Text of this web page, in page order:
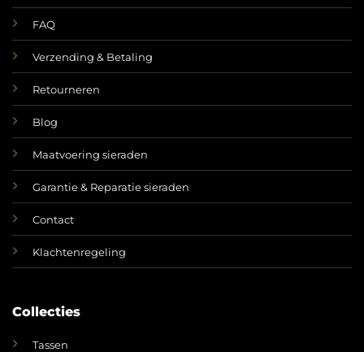
FAQ
Verzending & Betaling
Retourneren
Blog
Maatvoering sieraden
Garantie & Reparatie sieraden
Contact
Klachtenregeling
Collecties
Tassen